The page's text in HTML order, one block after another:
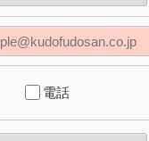
電話